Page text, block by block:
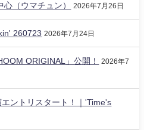
（ウマチュン） 2026年7月26日
260723 2026年7月24日
ORIGINAL」公開！
2026年7
ントリスタート！｜'Time's